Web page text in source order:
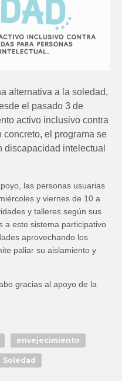
alternativa a la soledad,
el pasado 3 de
activo inclusivo contra
concreto, el programa se
discapacidad intelectual
las personas usuarias
y viernes de 10 a
y talleres según sus
a este sistema participativo
aprovechando los
paliar su aislamiento y
gracias al apoyo de la
envejecimiento
Soledad